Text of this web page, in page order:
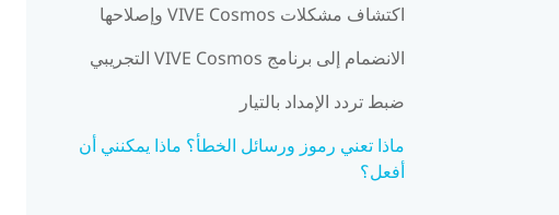
اكتشاف مشكلات VIVE Cosmos وإصلاحها
الانضمام إلى برنامج VIVE Cosmos التجريبي
ضبط تردد الإمداد بالتيار
ماذا تعني رموز ورسائل الخطأ؟ ماذا يمكنني أن
أفعل؟